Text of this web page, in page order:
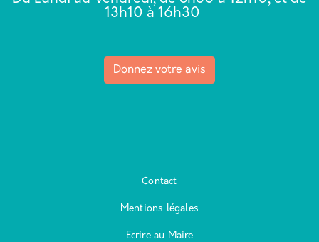
13h10 à 16h30
Donnez votre avis
Contact
Mentions légales
Ecrire au Maire